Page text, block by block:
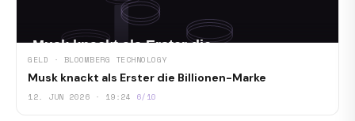
GELD · BLOOMBERG TECHNOLOGY
Musk knackt als Erster die Billionen-Marke
12. JUN 2026 · 19:24 6/10